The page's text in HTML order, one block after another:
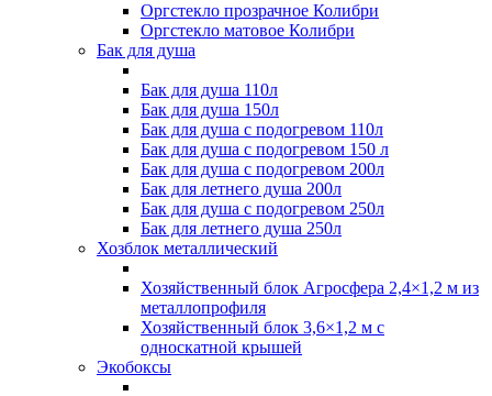
Оргстекло прозрачное Колибри
Оргстекло матовое Колибри
Бак для душа
Бак для душа 110л
Бак для душа 150л
Бак для душа с подогревом 110л
Бак для душа с подогревом 150 л
Бак для душа с подогревом 200л
Бак для летнего душа 200л
Бак для душа с подогревом 250л
Бак для летнего душа 250л
Хозблок металлический
Хозяйственный блок Агросфера 2,4×1,2 м из
металлопрофиля
Хозяйственный блок 3,6×1,2 м с
односкатной крышей
Экобоксы